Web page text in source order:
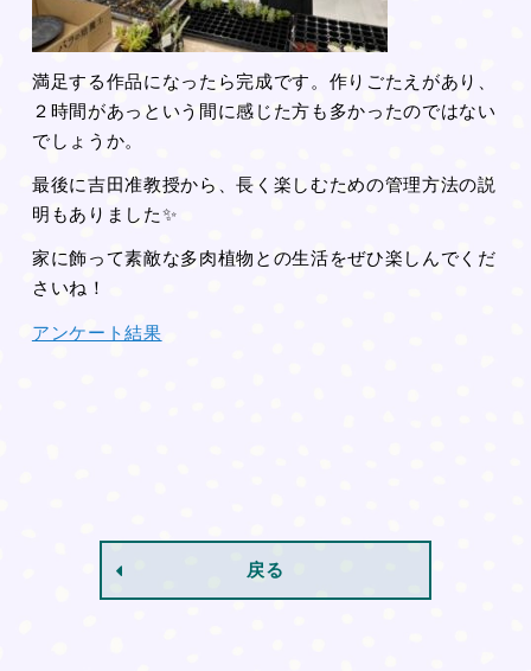
満足する作品になったら完成です。作りごたえがあり、
２時間があっという間に感じた方も多かったのではない
でしょうか。
最後に吉田准教授から、長く楽しむための管理方法の説
明もありました✨
家に飾って素敵な多肉植物との生活をぜひ楽しんでくだ
さいね！
アンケート結果
戻る